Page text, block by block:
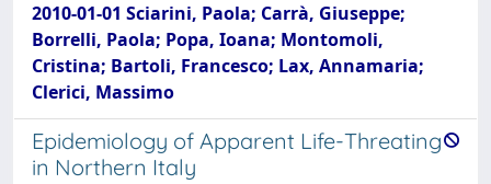
2010-01-01 Sciarini, Paola; Carrà, Giuseppe;
Borrelli, Paola; Popa, Ioana; Montomoli,
Cristina; Bartoli, Francesco; Lax, Annamaria;
Clerici, Massimo
Epidemiology of Apparent Life-Threating
in Northern Italy